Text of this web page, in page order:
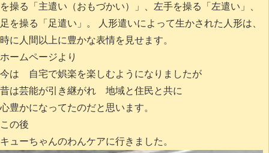
を操る「主遣い（おもづかい）」、左手を操る「左遣い」、
足を操る「足遣い」。 人形遣いによって生かされた人形は、
時に人間以上に豊かな表情を見せます。
ホームページより
今は 自宅で娯楽を楽しむようになりましたが
昔は芸能が引き継がれ 地域と住民と共に
心豊かになってたのだと思います。
この後
キューちゃんのわんケアに行きました。